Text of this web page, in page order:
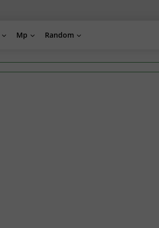
Mp Random